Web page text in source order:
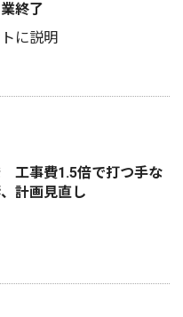
終了
に説明
工事費1.5倍で打つ手な
計画見直し